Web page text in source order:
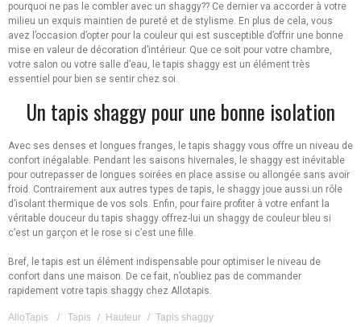
pourquoi ne pas le combler avec un shaggy?? Ce dernier va accorder à votre
milieu un exquis maintien de pureté et de stylisme. En plus de cela, vous
avez l’occasion d’opter pour la couleur qui est susceptible d’offrir une bonne
mise en valeur de décoration d’intérieur. Que ce soit pour votre chambre,
votre salon ou votre salle d’eau, le tapis shaggy est un élément très
essentiel pour bien se sentir chez soi.
Un tapis shaggy pour une bonne isolation
Avec ses denses et longues franges, le tapis shaggy vous offre un niveau de
confort inégalable. Pendant les saisons hivernales, le shaggy est inévitable
pour outrepasser de longues soirées en place assise ou allongée sans avoir
froid. Contrairement aux autres types de tapis, le shaggy joue aussi un rôle
d’isolant thermique de vos sols. Enfin, pour faire profiter à votre enfant la
véritable douceur du tapis shaggy offrez-lui un shaggy de couleur bleu si
c’est un garçon et le rose si c’est une fille.
Bref, le tapis est un élément indispensable pour optimiser le niveau de
confort dans une maison. De ce fait, n’oubliez pas de commander
rapidement votre tapis shaggy chez Allotapis.
AlloTapis / Tapis / Hauteur / Tapis shaggy